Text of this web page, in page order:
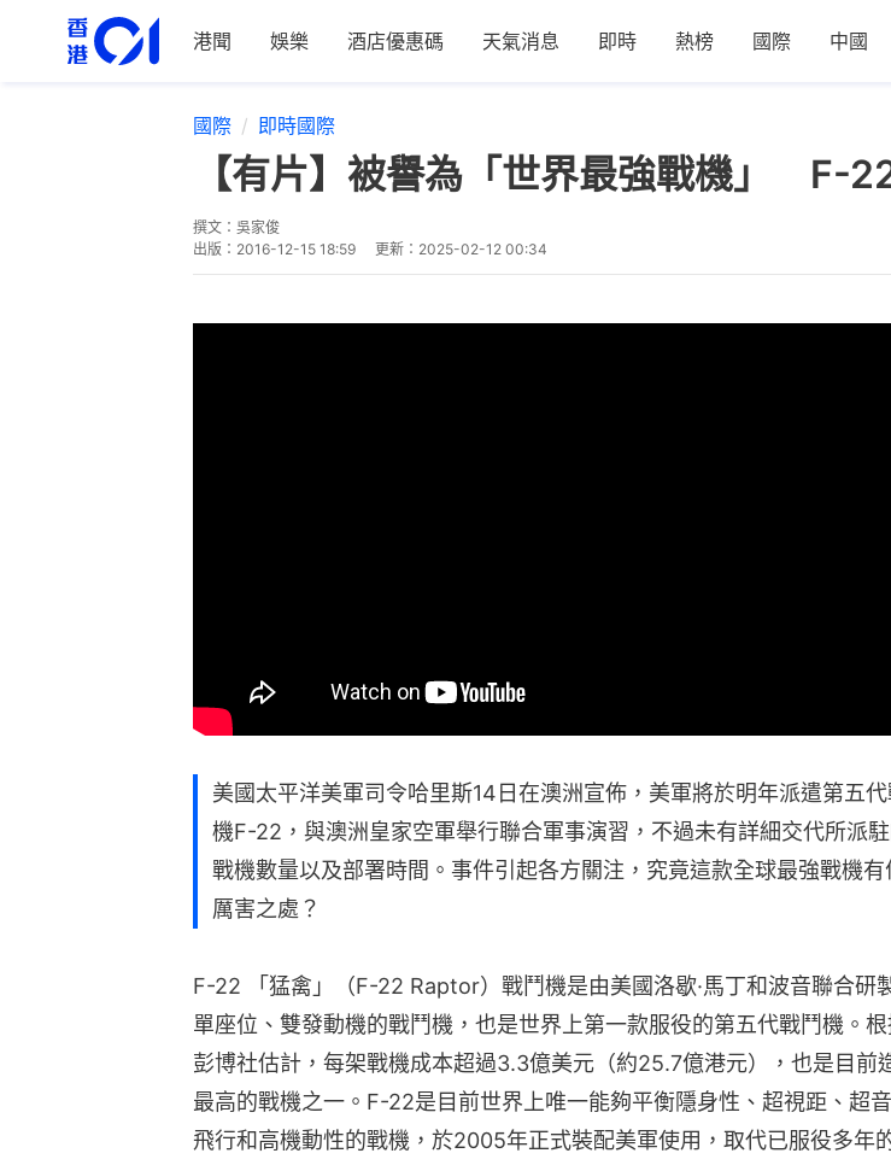
港聞 娛樂 酒店優惠碼 天氣消息 即時 熱榜 國際 中國
國際 即時國際
【有片】被譽為「世界最強戰機」 F-
撰文： 吳家俊
出版： 2016-12-15 18:59 更新： 2025-02-12 00:34
美國太平洋美軍司令哈里斯14日在澳洲宣佈，美軍將於明年派遣第五
機F-22，與澳洲皇家空軍舉行聯合軍事演習，不過未有詳細交代所派
戰機數量以及部署時間。事件引起各方關注，究竟這款全球最強戰機有
厲害之處？
F-22 「猛禽」（F-22 Raptor）戰鬥機是由美國洛歇·馬丁和波音聯合研
單座位、雙發動機的戰鬥機，也是世界上第一款服役的第五代戰鬥機。根
彭博社估計，每架戰機成本超過3.3億美元（約25.7億港元），也是目前
最高的戰機之一。F-22是目前世界上唯一能夠平衡隱身性、超視距、超
飛行和高機動性的戰機，於2005年正式裝配美軍使用，取代已服役多年